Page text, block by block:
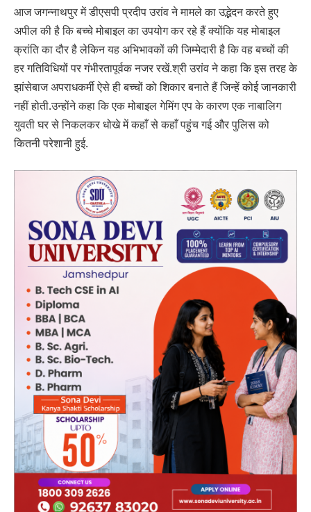
आज जगन्नाथपुर में डीएसपी प्रदीप उरांव ने मामले का उद्भेदन करते हुए
अपील की है कि बच्चे मोबाइल का उपयोग कर रहे हैं क्योंकि यह मोबाइल
क्रांति का दौर है लेकिन यह अभिभावकों की जिम्मेदारी है कि वह बच्चों की
हर गतिविधियों पर गंभीरतापूर्वक नजर रखें.श्री उरांव ने कहा कि इस तरह के
झांसेबाज अपराधकर्मी ऐसे ही बच्चों को शिकार बनाते हैं जिन्हें कोई जानकारी
नहीं होती.उन्होंने कहा कि एक मोबाइल गेमिंग एप के कारण एक नाबालिग
युवती घर से निकलकर धोखे में कहाँ से कहाँ पहुंच गई और पुलिस को
कितनी परेशानी हुई.